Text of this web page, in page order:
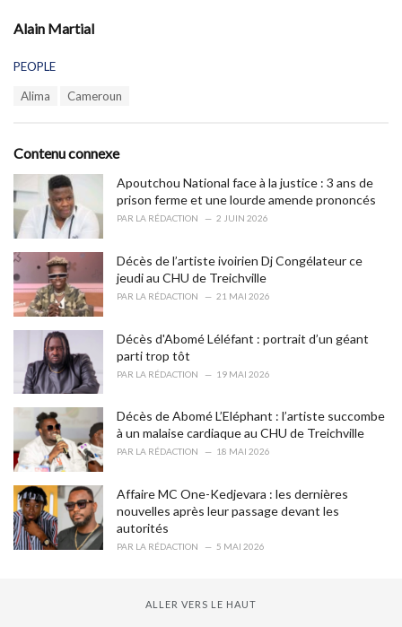
Alain Martial
C
o
r
i
e
s
:
PEOPLE
:
Alima Cameroun
Contenu connexe
Apoutchou National face à la justice : 3 ans de
prison ferme et une lourde amende prononcés
PAR LA RÉDACTION 2 JUIN 2026
Décès de l’artiste ivoirien Dj Congélateur ce
jeudi au CHU de Treichville
PAR LA RÉDACTION 21 MAI 2026
Décès d'Abomé Léléfant : portrait d’un géant
parti trop tôt
PAR LA RÉDACTION 19 MAI 2026
Décès de Abomé L’Eléphant : l’artiste succombe
à un malaise cardiaque au CHU de Treichville
PAR LA RÉDACTION 18 MAI 2026
Affaire MC One-Kedjevara : les dernières
nouvelles après leur passage devant les
autorités
PAR LA RÉDACTION 5 MAI 2026
ALLER VERS LE HAUT